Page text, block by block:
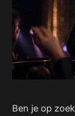
Ben je op